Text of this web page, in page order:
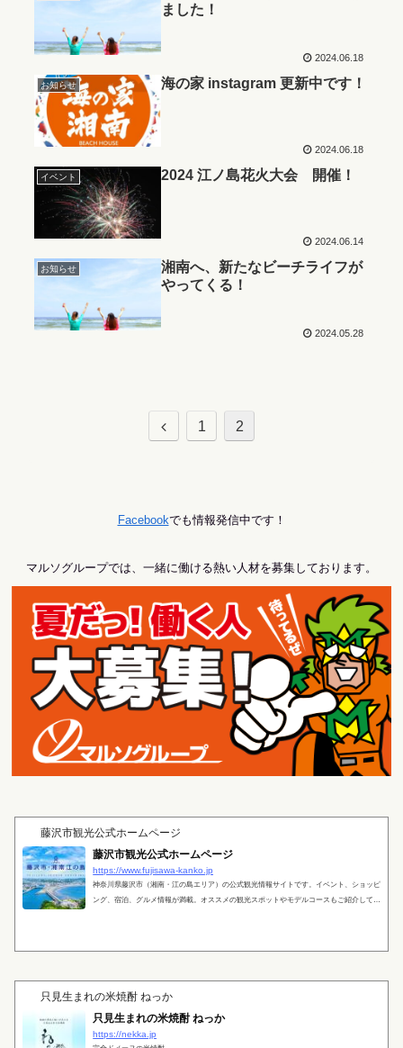
ました！
2024.06.18
お知らせ 海の家 instagram 更新中です！
2024.06.18
イベント 2024 江ノ島花火大会 開催！
2024.06.14
お知らせ
湘南へ、新たなビーチライフが
やってくる！
2024.05.28
前
1 2
Facebookでも情報発信中です！
マルソグループでは、一緒に働ける熱い人材を募集しております。
藤沢市観光公式ホームページ
藤沢市観光公式ホームページ
https://www.fujisawa-kanko.jp
神奈川県藤沢市（湘南・江の島エリア）の公式観光情報サイトです。イベント、ショッピ
ング、宿泊、グルメ情報が満載。オススメの観光スポットやモデルコースもご紹介してい
只見生まれの米焼酎 ねっか
只見生まれの米焼酎 ねっか
https://nekka.jp